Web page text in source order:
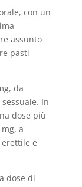
con un
assunto
pasti
da
In
dose più
a
e
dose di